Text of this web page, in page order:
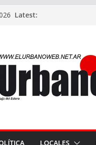
Latest:
LOCALES